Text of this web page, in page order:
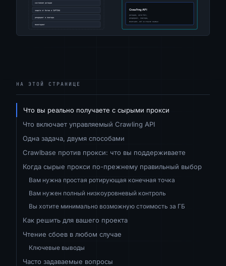
НА ЭТОЙ СТРАНИЦЕ
Что вы реально получаете с сырыми прокси
Что включает управляемый Crawling API
Одна задача, двумя способами
Crawlbase против прокси: что вы поддерживаете
Когда сырые прокси по-прежнему правильный выбор
Вам нужна простая ротирующая конечная точка
Вам нужен полный низкоуровневый контроль
Вы хотите минимально возможную стоимость за ГБ
Как решить для вашего проекта
Чтение сбоев в любом случае
Ключевые выводы
Часто задаваемые вопросы